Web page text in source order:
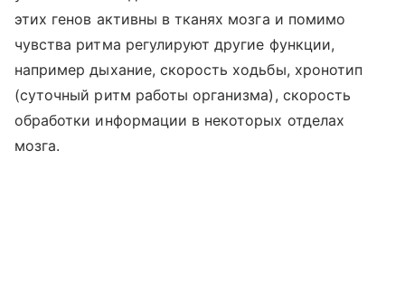
этих генов активны в тканях мозга и помимо
чувства ритма регулируют другие функции,
например дыхание, скорость ходьбы, хронотип
(суточный ритм работы организма), скорость
обработки информации в некоторых отделах
мозга.